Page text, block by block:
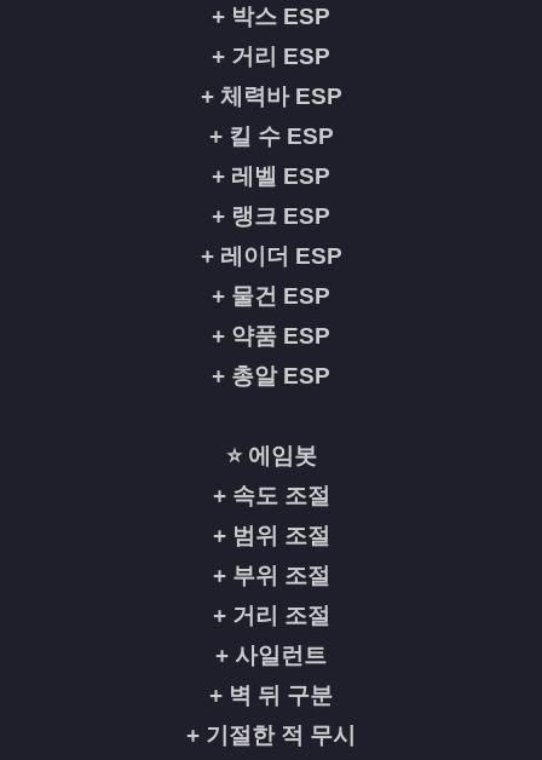
+ 박스 ESP
+ 거리 ESP
+ 체력바 ESP
+ 킬 수 ESP
+ 레벨 ESP
+ 랭크 ESP
+ 레이더 ESP
+ 물건 ESP
+ 약품 ESP
+ 총알 ESP
⭐ 에임봇
+ 속도 조절
+ 범위 조절
+ 부위 조절
+ 거리 조절
+ 사일런트
+ 벽 뒤 구분
+ 기절한 적 무시